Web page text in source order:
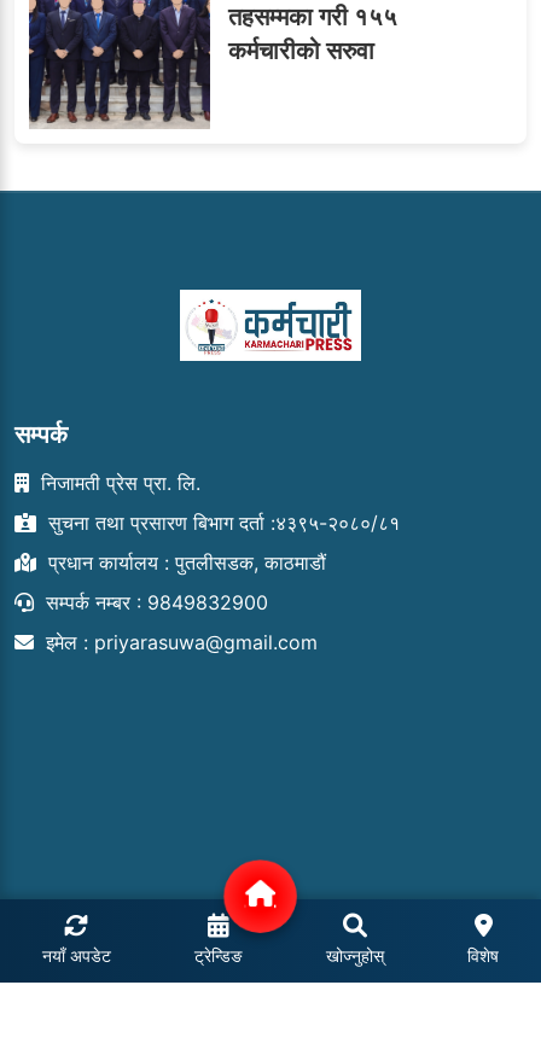
तहसम्मका गरी १५५
कर्मचारीको सरुवा
सम्पर्क
निजामती प्रेस प्रा. लि.
सुचना तथा प्रसारण बिभाग दर्ता :४३९५-२०८०/८१
प्रधान कार्यालय : पुतलीसडक, काठमाडौं
सम्पर्क नम्बर : 9849832900
इमेल : priyarasuwa@gmail.com
नयाँ अपडेट ट्रेन्डिङ खोज्नुहोस् विशेष